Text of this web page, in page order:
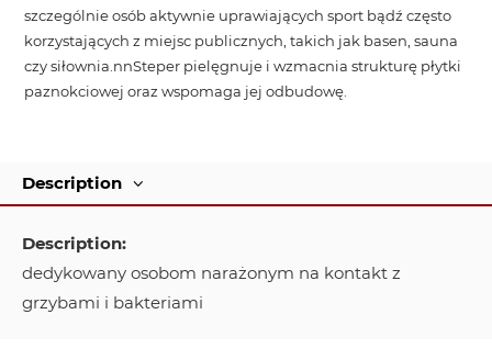
szczególnie osób aktywnie uprawiających sport bądź często
korzystających z miejsc publicznych, takich jak basen, sauna
czy siłownia.nnSteper pielęgnuje i wzmacnia strukturę płytki
paznokciowej oraz wspomaga jej odbudowę.
Description
Description:
dedykowany osobom narażonym na kontakt z
grzybami i bakteriami